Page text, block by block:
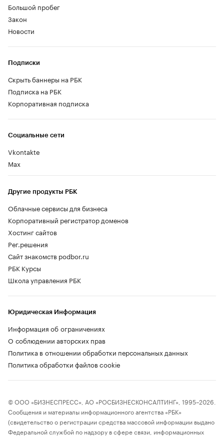
Большой пробег
Закон
Новости
Социальные сети
Vkontakte
Max
Другие продукты РБК
Облачные сервисы для бизнеса
Корпоративный регистратор доменов
Хостинг сайтов
Рег.решения
Сайт знакомств podbor.ru
РБК Курсы
Школа управления РБК
Подписки
Скрыть баннеры на РБК
Подписка на РБК
Корпоративная подписка
Юридическая Информация
Информация об ограничениях
О соблюдении авторских прав
Политика в отношении обработки персональных данных
Политика обработки файлов cookie
© ООО «БИЗНЕСПРЕСС», АО «РОСБИЗНЕСКОНСАЛТИНГ», 1995–2026.
Сообщения и материалы информационного агентства «РБК»
(свидетельство о регистрации средства массовой информации выдано
Федеральной службой по надзору в сфере связи, информационных